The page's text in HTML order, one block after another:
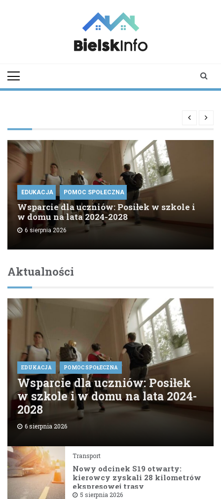
Podlaskiego i
EDUKACJA POMOC SPOŁECZNA
Wsparcie dla uczniów: Posiłek w szkole i
w domu na lata 2024-2028
6 sierpnia 2026
Aktualności
EDUKACJA POMOC SPOŁECZNA
Wsparcie dla uczniów: Posiłek
w szkole i w domu na lata 2024-
2028
6 sierpnia 2026
Transport
Nowy odcinek S19 otwarty:
kierowcy zyskali 28 kilometrów
ekspresowej trasy
5 sierpnia 2026